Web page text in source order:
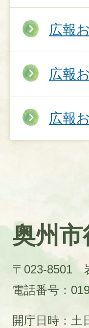
広報
広報
広報
奥州市
〒023-8501
電話番号：
開庁日時：土